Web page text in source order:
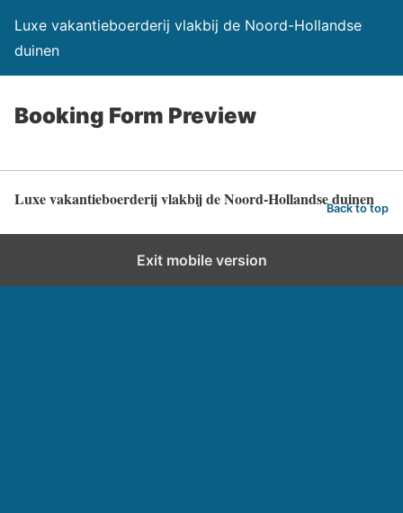
Luxe vakantieboerderij vlakbij de Noord-Hollandse
duinen
Booking Form Preview
Luxe vakantieboerderij vlakbij de Noord-Hollandse duinen
Back to top
Exit mobile version